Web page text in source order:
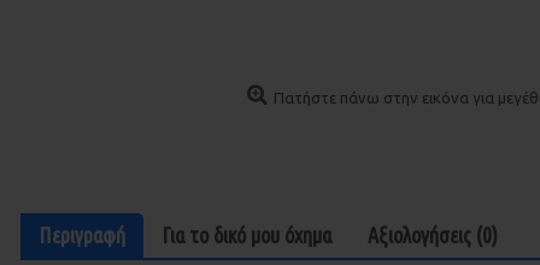
Πατήστε πάνω στην εικόνα για
Περιγραφή Για το δικó μου óχημα Αξιολογήσεις (0)